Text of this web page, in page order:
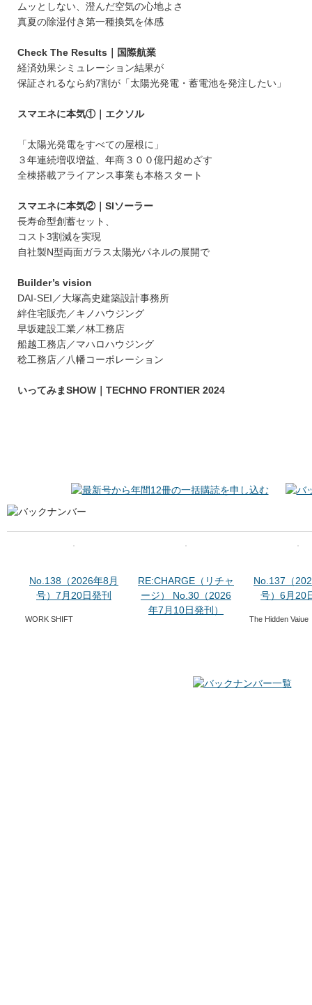
ムッとしない、澄んだ空気の心地よさ
真夏の除湿付き第一種換気を体感
Check The Results｜国際航業
経済効果シミュレーション結果が
保証されるなら約7割が「太陽光発電・蓄電池を発注したい」
スマエネに本気①｜エクソル
「太陽光発電をすべての屋根に」
３年連続増収増益、年商３００億円超めざす
全棟搭載アライアンス事業も本格スタート
スマエネに本気②｜SIソーラー
長寿命型創蓄セット、
コスト3割減を実現
自社製N型両面ガラス太陽光パネルの展開で
Builder’s vision
DAI-SEI／大塚高史建築設計事務所
絆住宅販売／キノハウジング
早坂建設工業／林工務店
船越工務店／マハロハウジング
稔工務店／八幡コーポレーション
いってみまSHOW｜TECHNO FRONTIER 2024
No.138（2026年8月
号）7月20日発刊
WORK SHIFT
RE:CHARGE（リチャ
ージ） No.30（2026
年7月10日発刊）
No.137（
号）6月20
The Hidden Vaiue